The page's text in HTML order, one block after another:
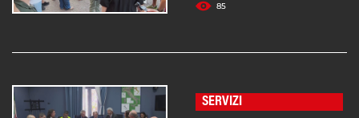
85
SERVIZI